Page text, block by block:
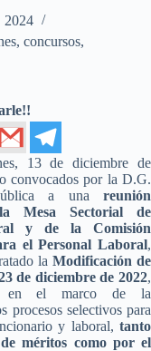
2024
concursos,
13 de diciembre de
convocados por la D.G.
a una reunión
Mesa Sectorial de
y de la Comisión
el Personal Laboral,
laModificación de
de diciembre de 2022,
en el marco de la
procesos selectivos para
y laboral, tanto
méritos como por el